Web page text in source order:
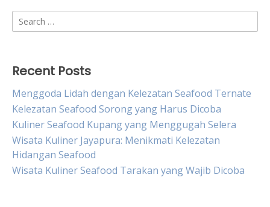
Search
for:
Recent Posts
Menggoda Lidah dengan Kelezatan Seafood Ternate
Kelezatan Seafood Sorong yang Harus Dicoba
Kuliner Seafood Kupang yang Menggugah Selera
Wisata Kuliner Jayapura: Menikmati Kelezatan
Hidangan Seafood
Wisata Kuliner Seafood Tarakan yang Wajib Dicoba